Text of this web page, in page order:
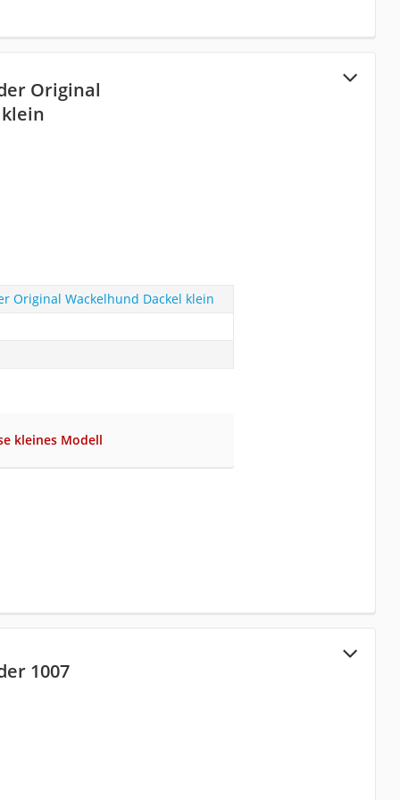
Original
Original Wackelhund Dackel klein
kleines Modell
1007